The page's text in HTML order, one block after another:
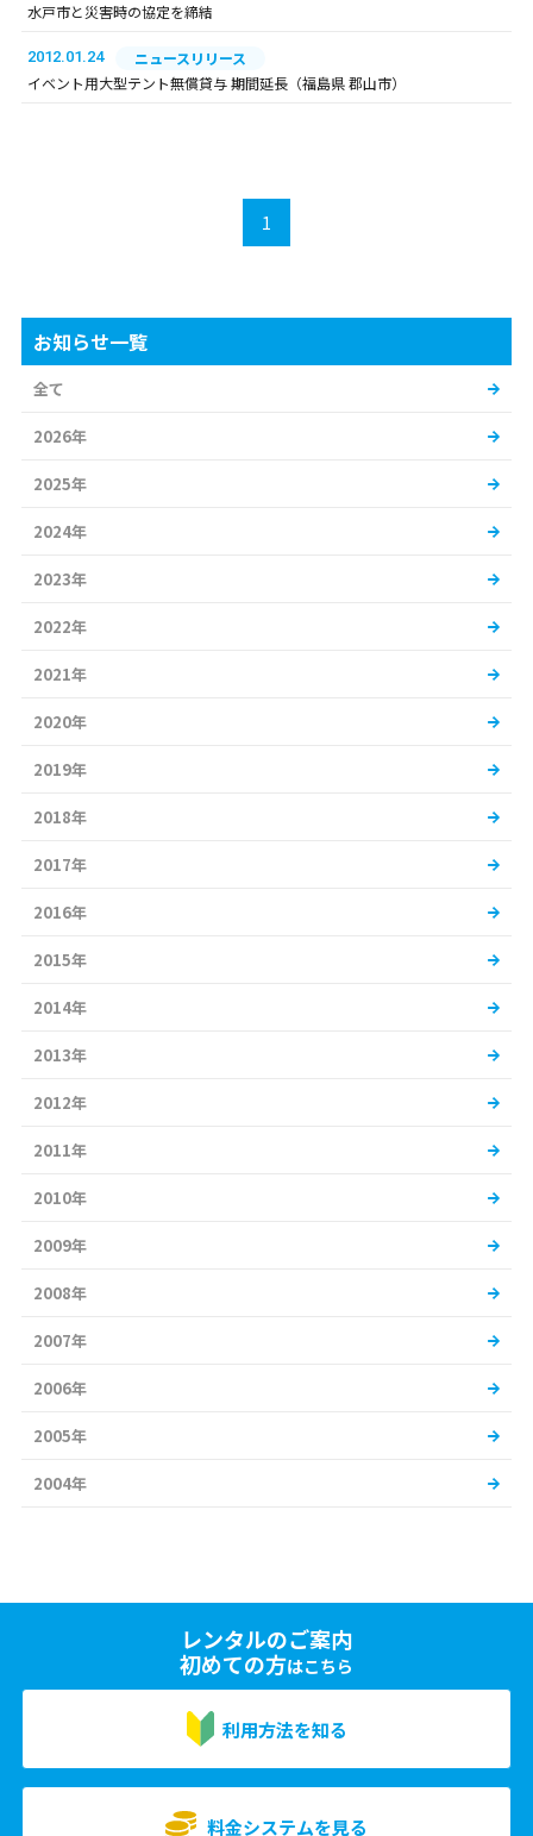
水戸市と災害時の協定を締結
2012.01.24
ニュースリリース
イベント用大型テント無償貸与 期間延長（福島県 郡山市）
1
お知らせ一覧
全て
2026年
2025年
2024年
2023年
2022年
2021年
2020年
2019年
2018年
2017年
2016年
2015年
2014年
2013年
2012年
2011年
2010年
2009年
2008年
2007年
2006年
2005年
2004年
レンタルのご案内
初めての方はこちら
利用方法を知る
料金システムを見る